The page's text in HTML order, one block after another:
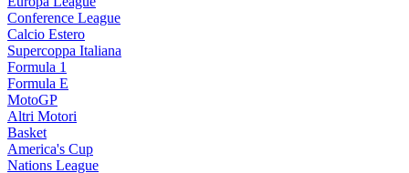
Conference League
Calcio Estero
Supercoppa Italiana
Formula 1
Formula E
MotoGP
Altri Motori
Basket
America's Cup
Nations League